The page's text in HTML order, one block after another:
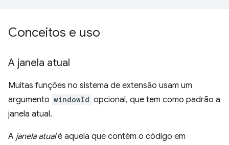
Conceitos e uso
A janela atual
Muitas funções no sistema de extensão usam um
argumento windowId opcional, que tem como padrão a
janela atual.
A janela atualé aquela que contém o código em